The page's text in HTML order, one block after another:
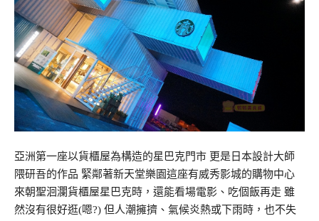
亞洲第一座以貨櫃屋為構造的星巴克門市 更是日本設計大師
隈研吾的作品 緊鄰著新天堂樂園這座有威秀影城的購物中心
來朝聖洄瀾貨櫃屋星巴克時，還能看場電影、吃個飯再走 雖
然沒有很好逛(嗯?) 但人潮擁擠、氣候炎熱或下雨時，也不失